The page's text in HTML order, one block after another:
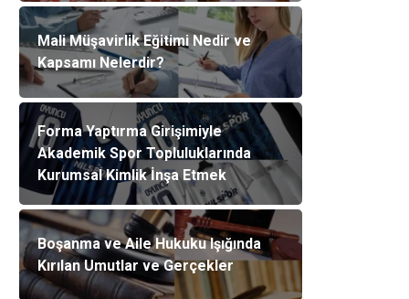
Mali Müşavirlik Eğitimi Nedir ve
Kapsamı Nelerdir?
Forma Yaptırma Girişimiyle
Akademik Spor Topluluklarında
Kurumsal Kimlik İnşa Etmek
Boşanma ve Aile Hukuku Işığında
Kırılan Umutlar ve Gerçekler